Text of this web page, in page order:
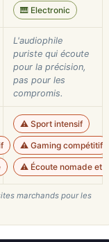
🎹 Electronic
L'audiophile
puriste qui écoute
pour la précision,
pas pour les
compromis.
⚠️ Sport intensif
⚠️ Gaming compétitif
⚠️ Écoute nomade et
marchands pour les